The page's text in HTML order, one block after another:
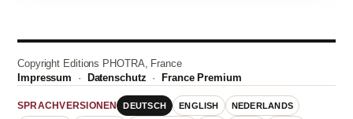
Copyright Editions PHOTRA, France
Impressum · Datenschutz · France Premium
SPRACHVERSIONEN DEUTSCH ENGLISH NEDERLANDS